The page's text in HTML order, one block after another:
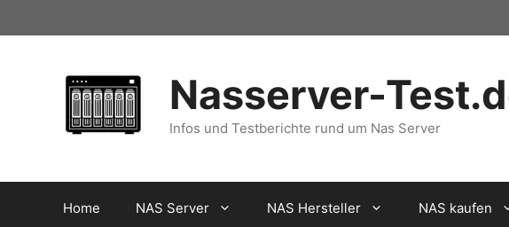
springen
Nasserver-
Infos und Testberichte rund um Nas Server
Home NAS Server NAS Hersteller NAS kaufen